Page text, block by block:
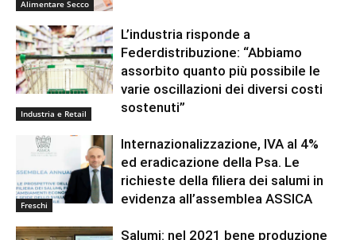
Alimentare Secco
Industria e Retail
L’industria risponde a
Federdistribuzione: “Abbiamo
assorbito quanto più possibile le
varie oscillazioni dei diversi costi
sostenuti”
Freschi
Internazionalizzazione, IVA al 4%
ed eradicazione della Psa. Le
richieste della filiera dei salumi in
evidenza all’assemblea ASSICA
Salumi: nel 2021 bene produzione